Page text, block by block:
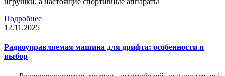
игрушки, а настоящие спортивные аппараты
Подробнее
12.11.2025
Радиоуправляемая машина для дрифта: особенности и
выбор